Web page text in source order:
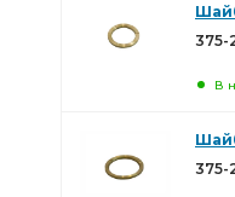
375-
В
375-